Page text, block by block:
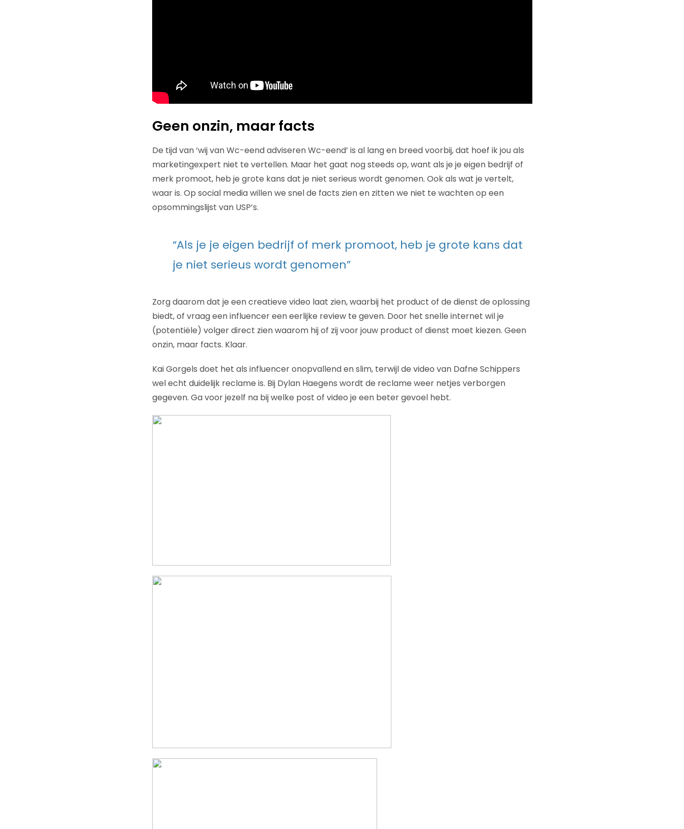
Geen onzin, maar facts
De tijd van ‘wij van Wc-eend adviseren Wc-eend’ is al lang en breed voorbij, dat hoef ik jou als
marketingexpert niet te vertellen. Maar het gaat nog steeds op, want als je je eigen bedrijf of
merk promoot, heb je grote kans dat je niet serieus wordt genomen. Ook als wat je vertelt,
waar is. Op social media willen we snel de facts zien en zitten we niet te wachten op een
opsommingslijst van USP’s.
“Als je je eigen bedrijf of merk promoot, heb je grote kans dat
je niet serieus wordt genomen”
Zorg daarom dat je een creatieve video laat zien, waarbij het product of de dienst de oplossing
biedt, of vraag een influencer een eerlijke review te geven. Door het snelle internet wil je
(potentiële) volger direct zien waarom hij of zij voor jouw product of dienst moet kiezen. Geen
onzin, maar facts. Klaar.
Kai Gorgels doet het als influencer onopvallend en slim, terwijl de video van Dafne Schippers
wel echt duidelijk reclame is. Bij Dylan Haegens wordt de reclame weer netjes verborgen
gegeven. Ga voor jezelf na bij welke post of video je een beter gevoel hebt.